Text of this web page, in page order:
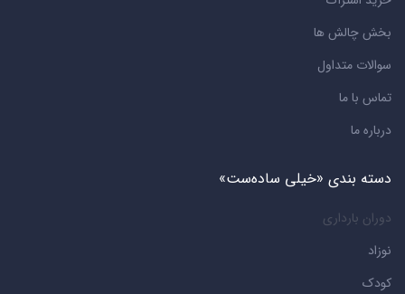
بخش چالش ها
سوالات متداول
تماس با ما
درباره ما
دسته بندی «خیلی ساده‌ست»
دوران بارداری
نوزاد
کودک